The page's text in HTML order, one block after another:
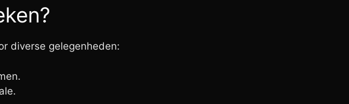
diverse gelegenheden: